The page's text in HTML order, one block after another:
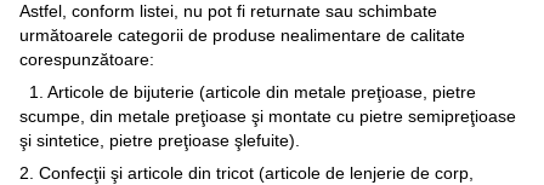
Astfel, conform listei, nu pot fi returnate sau schimbate
următoarele categorii de produse nealimentare de calitate
corespunzătoare:
1. Articole de bijuterie (articole din metale preţioase, pietre
scumpe, din metale preţioase şi montate cu pietre semipreţioase
şi sintetice, pietre preţioase şlefuite).
2. Confecţii şi articole din tricot (articole de lenjerie de corp,